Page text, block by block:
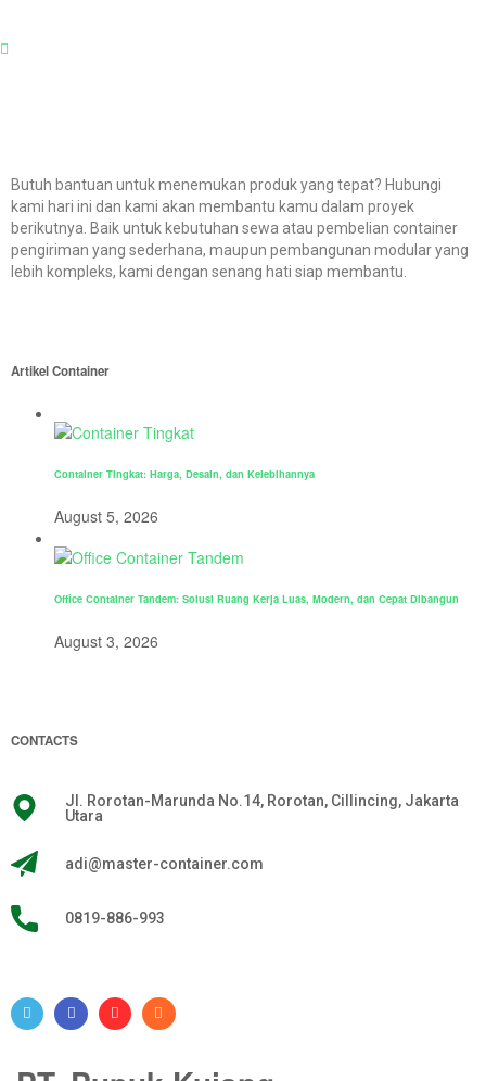
Butuh bantuan untuk menemukan produk yang tepat? Hubungi
kami hari ini dan kami akan membantu kamu dalam proyek
berikutnya. Baik untuk kebutuhan sewa atau pembelian container
pengiriman yang sederhana, maupun pembangunan modular yang
lebih kompleks, kami dengan senang hati siap membantu.
Artikel Container
Container Tingkat: Harga, Desain, dan Kelebihannya
August 5, 2026
Office Container Tandem: Solusi Ruang Kerja Luas, Modern, dan Cepat Dibangun
August 3, 2026
CONTACTS
Jl. Rorotan-Marunda No.14, Rorotan, Cillincing, Jakarta
Utara
adi@master-container.com
0819-886-993